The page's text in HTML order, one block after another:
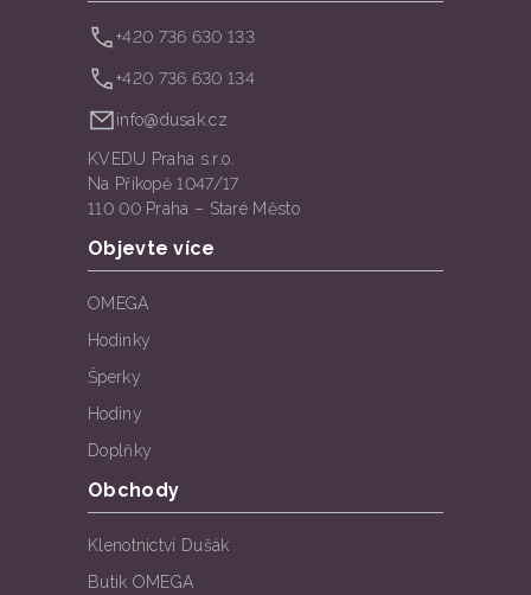
+420 736 630 133
+420 736 630 134
info@dusak.cz
KVEDU Praha s.r.o.
Na Příkopě 1047/17
110 00 Praha – Staré Město
Objevte více
OMEGA
Hodinky
Šperky
Hodiny
Doplňky
Obchody
Klenotnictví Dušák
Butik OMEGA